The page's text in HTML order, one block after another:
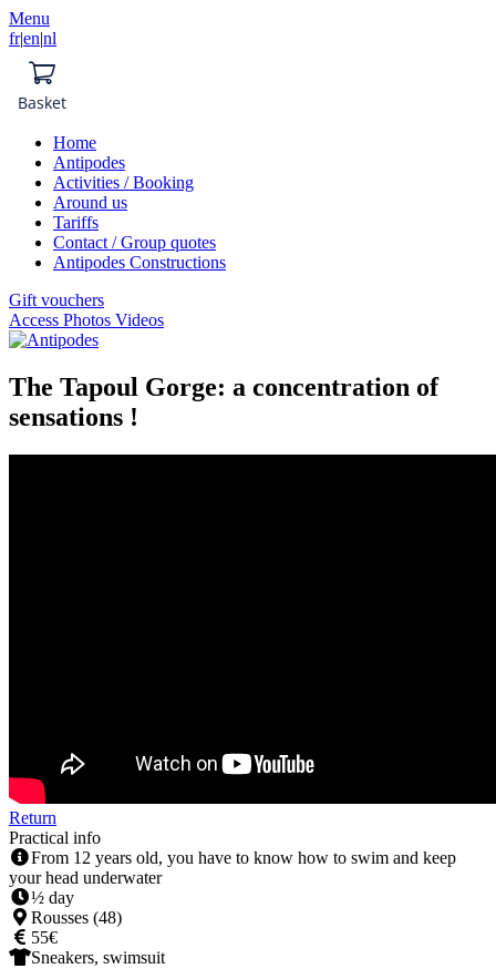
Menu
fr|en|nl
Basket
Home
Antipodes
Activities / Booking
Around us
Tariffs
Contact / Group quotes
Antipodes Constructions
Gift vouchers
Access Photos Videos
The Tapoul Gorge: a concentration of
sensations !
Return
Practical info
From 12 years old, you have to know how to swim and keep
your head underwater
½ day
Rousses (48)
55€
Sneakers, swimsuit